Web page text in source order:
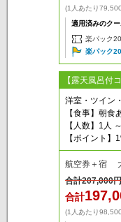
(1人あたり
適用済みのク
楽パック
楽パック
【露天風呂付
洋室・ツイン
【食事】朝食
【人数】1人
【ポイント】
航空券＋宿
合計207,000円
合計
(1人あたり